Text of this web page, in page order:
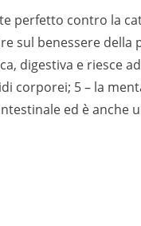
perfetto contro la
sul benessere
digestiva e riesce
corporei; 5 – la
ed è anche